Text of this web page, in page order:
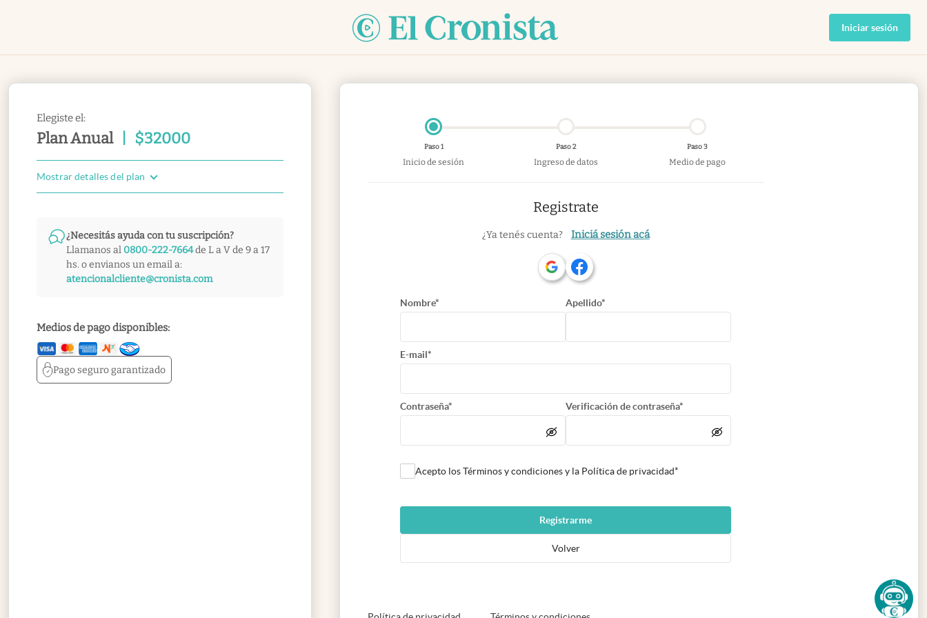
Iniciar sesión
Elegiste el:
Plan Anual $32000
Mostrar detalles del plan
¿Necesitás ayuda con tu suscripción?
Llamanos al 0800-222-7664de L a V de 9 a 17
hs. o envianos un email a:
atencionalcliente@cronista.com
Medios de pago disponibles:
Pago segurogarantizado
Paso 1
Inicio de sesión
Paso 2
Ingreso de datos
Paso 3
Medio de pago
Registrate
¿Ya tenés cuenta? Iniciá sesión acá
Nombre* Apellido*
E-mail*
Contraseña* Verificación de contraseña*
Acepto los Términos y condiciones y la Política de privacidad*
Registrarme
Volver